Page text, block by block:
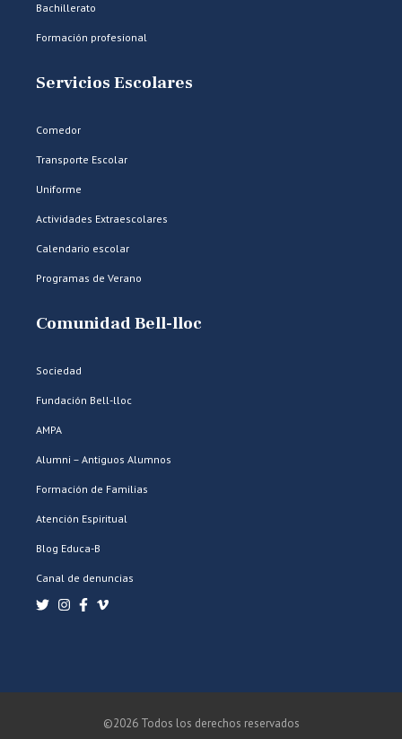
Bachillerato
Formación profesional
Servicios Escolares
Comedor
Transporte Escolar
Uniforme
Actividades Extraescolares
Calendario escolar
Programas de Verano
Comunidad Bell-lloc
Sociedad
Fundación Bell-lloc
AMPA
Alumni – Antiguos Alumnos
Formación de Familias
Atención Espiritual
Blog Educa-B
Canal de denuncias
©2026 Todos los derechos reservados